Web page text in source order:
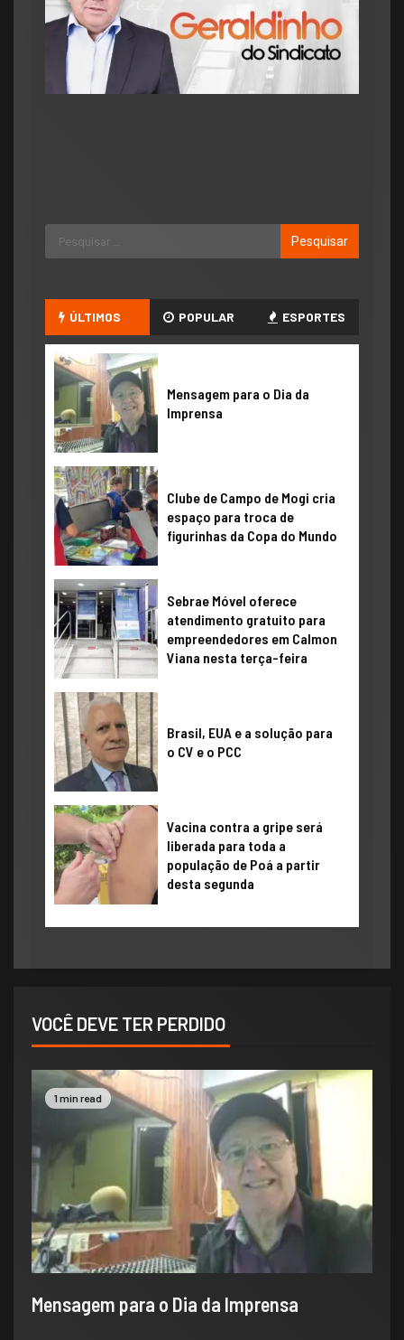
ÚLTIMOS POPULAR ESPORTES
​Mensagem para o Dia da
Imprensa
Clube de Campo de Mogi cria
espaço para troca de
figurinhas da Copa do Mundo
Sebrae Móvel oferece
atendimento gratuito para
empreendedores em Calmon
Viana nesta terça-feira
Brasil, EUA e a solução para
o CV e o PCC
Vacina contra a gripe será
liberada para toda a
população de Poá a partir
desta segunda
VOCÊ DEVE TER PERDIDO
1 min read
​Mensagem para o Dia da Imprensa